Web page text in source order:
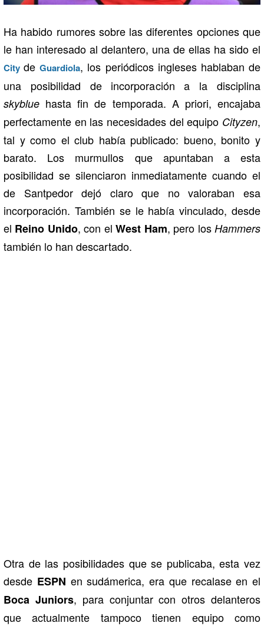
Ha habido rumores sobre las diferentes opciones que
le han interesado al delantero, una de ellas ha sido el
City deGuardiola, los periódicos ingleses hablaban de
una posibilidad de incorporación a la disciplina
skyblue hasta fin de temporada. A priori, encajaba
perfectamente en las necesidades del equipo Cityzen,
tal y como el club había publicado: bueno, bonito y
barato. Los murmullos que apuntaban a esta
posibilidad se silenciaron inmediatamente cuando el
de Santpedor dejó claro que no valoraban esa
incorporación. También se le había vinculado, desde
el Reino Unido, con elWest Ham, pero los Hammers
también lo han descartado.
Otra de las posibilidades que se publicaba, esta vez
desde ESPN en sudámerica, era que recalase en el
Boca Juniors, para conjuntar con otros delanteros
que actualmente tampoco tienen equipo como